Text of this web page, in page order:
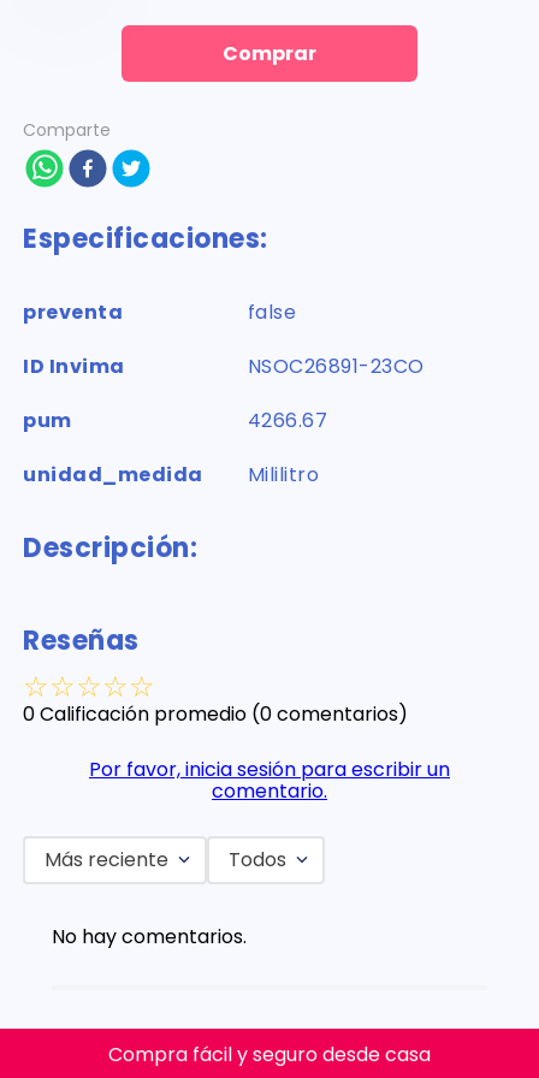
Comprar
Comparte
Especificaciones:
preventa
false
ID Invima
NSOC26891-23CO
pum
4266.67
unidad_medida
Mililitro
Descripción:
Reseñas
☆☆☆☆☆
0 Calificación promedio (0 comentarios)
Por favor, inicia sesión para escribir un
comentario.
Más reciente Todos
No hay comentarios.
Compra fácil y seguro desde casa